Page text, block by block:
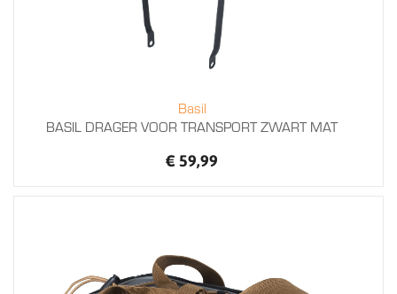
Basil
BASIL DRAGER VOOR TRANSPORT ZWART MAT
€ 59,99